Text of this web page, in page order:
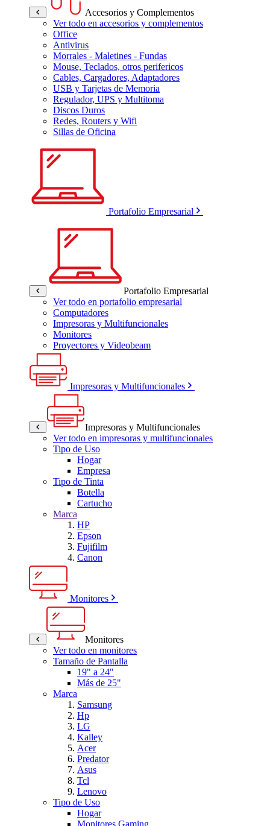
Accesorios y Complementos
Ver todo en accesorios y complementos
Office
Antivirus
Morrales - Maletines - Fundas
Mouse, Teclados, otros perifericos
Cables, Cargadores, Adaptadores
USB y Tarjetas de Memoria
Regulador, UPS y Multitoma
Discos Duros
Redes, Routers y Wifi
Sillas de Oficina
Portafolio Empresarial
Portafolio Empresarial
Ver todo en portafolio empresarial
Computadores
Impresoras y Multifuncionales
Monitores
Proyectores y Videobeam
Impresoras y Multifuncionales
Impresoras y Multifuncionales
Ver todo en impresoras y multifuncionales
Tipo de Uso
Hogar
Empresa
Tipo de Tinta
Botella
Cartucho
Marca
HP
Epson
Fujifilm
Canon
Monitores
Monitores
Ver todo en monitores
Tamaño de Pantalla
19" a 24"
Más de 25"
Marca
Samsung
Hp
LG
Kalley
Acer
Predator
Asus
Tcl
Lenovo
Tipo de Uso
Hogar
Monitores Gaming